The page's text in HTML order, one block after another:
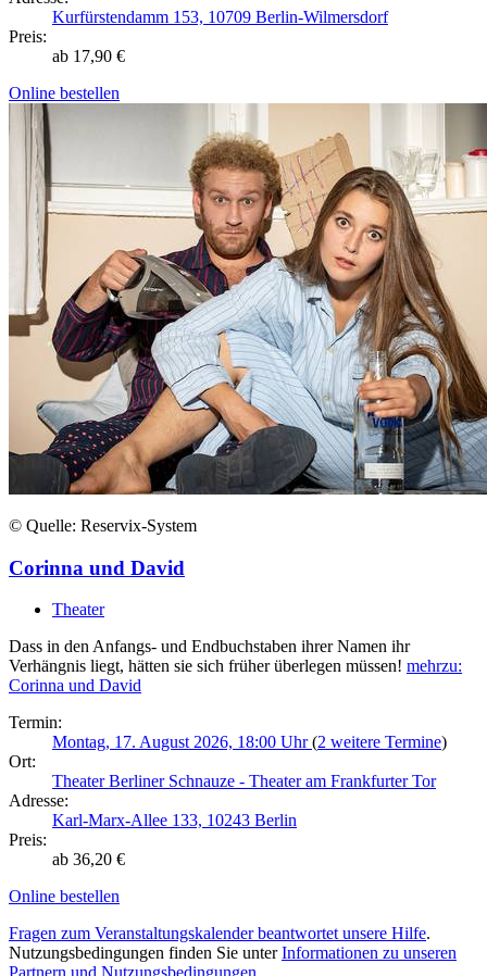
Kurfürstendamm 153, 10709 Berlin-Wilmersdorf
Preis:
ab 17,90 €
Online bestellen
© Quelle: Reservix-System
Corinna und David
Theater
Dass in den Anfangs- und Endbuchstaben ihrer Namen ihr
Verhängnis liegt, hätten sie sich früher überlegen müssen! mehrzu:
Corinna und David
Termin:
Montag, 17. August 2026, 18:00 Uhr(2 weitere Termine)
Ort:
Theater Berliner Schnauze - Theater am Frankfurter Tor
Adresse:
Karl-Marx-Allee 133, 10243 Berlin
Preis:
ab 36,20 €
Online bestellen
Fragen zum Veranstaltungskalender beantwortet unsere Hilfe.
Nutzungsbedingungen finden Sie unterInformationen zu unseren